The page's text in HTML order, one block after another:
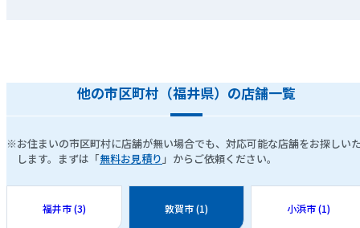
他の市区町村（福井県）の店舗一覧
※お住まいの市区町村に店舗が無い場合でも、対応可能な店舗をお探しい
します。まずは「無料お見積り 」からご依頼ください。
福井市 (3) 敦賀市 (1) 小浜市 (1)